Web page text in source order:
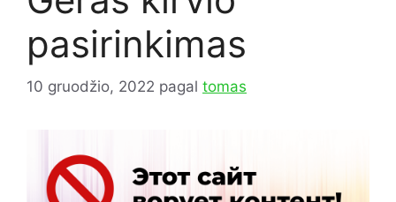
pasirinkimas
10 gruodžio, 2022 pagal tomas